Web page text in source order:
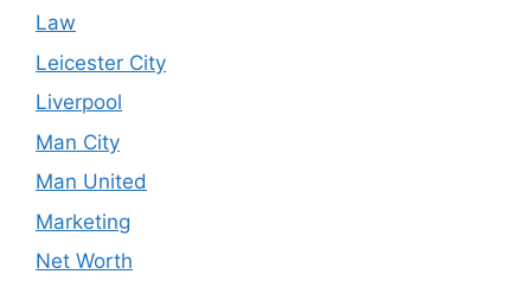
Law
Leicester City
Liverpool
Man City
Man United
Marketing
Net Worth